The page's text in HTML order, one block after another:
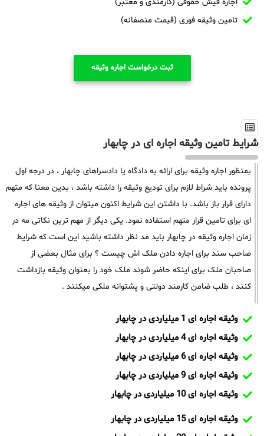
تامین وثیقه فوری (قیمت منصفانه)
ثبت درخواست اجاره وثیقه
شرایط تامین وثیقه اجاره ای در چابهار
بمنظور اجاره وثیقه برای ارائه به دادگاه یا دادسراهای چابهار ، در درجه اول
پرونده باید شراط لازم برای تودیع وثیقه را داشته باشد ، بدین معنا که متهم
دارای قرار باز باشد. با داشتن این شرایط اکنون میتوان از وثیقه های اجاره
ای برای تامین قرار متهم استفاده نمود. یکی دیگر از مهم ترین نکاتی مه در
زمان اجاره وثیقه در چابهار باید مد نظر داشته باشید این است که شرایط
صاحب سند برای اجاره دادن ملک اش چیست ؟ برای مثال بعضی از
صاحبان ملک برای اینکه حاضر شوند ملک خود را بعنوان وثیقه بازداشت
کنند ، طلب ضامن کارمند دولتی و پشتوانه ملکی میکنند .
وثیقه اجاره ای 1 میلیاردی در چابهار
وثیقه اجاره ای 4 میلیاردی در چابهار
وثیقه اجاره ای 6 میلیاردی در چابهار
وثیقه اجاره ای 9 میلیاردی در چابهار
وثیقه اجاره ای 10 میلیاردی در چابهار
وثیقه اجاره ای 15 میلیاردی در چابهار